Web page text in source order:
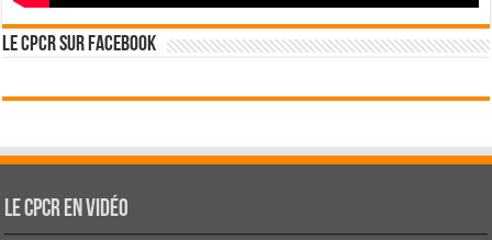
Le CPCR sur Facebook
Le CPCR en vidéo